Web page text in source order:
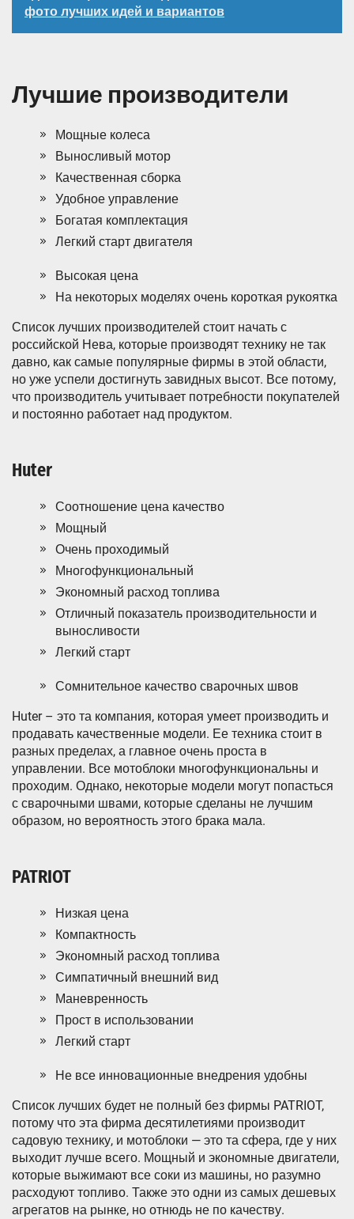
фото лучших идей и вариантов
Лучшие производители
Мощные колеса
Выносливый мотор
Качественная сборка
Удобное управление
Богатая комплектация
Легкий старт двигателя
Высокая цена
На некоторых моделях очень короткая рукоятка
Список лучших производителей стоит начать с
российской Нева, которые производят технику не так
давно, как самые популярные фирмы в этой области,
но уже успели достигнуть завидных высот. Все потому,
что производитель учитывает потребности покупателей
и постоянно работает над продуктом.
Huter
Соотношение цена качество
Мощный
Очень проходимый
Многофункциональный
Экономный расход топлива
Отличный показатель производительности и
выносливости
Легкий старт
Сомнительное качество сварочных швов
Huter – это та компания, которая умеет производить и
продавать качественные модели. Ее техника стоит в
разных пределах, а главное очень проста в
управлении. Все мотоблоки многофункциональны и
проходим. Однако, некоторые модели могут попасться
с сварочными швами, которые сделаны не лучшим
образом, но вероятность этого брака мала.
PATRIOT
Низкая цена
Компактность
Экономный расход топлива
Симпатичный внешний вид
Маневренность
Прост в использовании
Легкий старт
Не все инновационные внедрения удобны
Список лучших будет не полный без фирмы PATRIOT,
потому что эта фирма десятилетиями производит
садовую технику, и мотоблоки — это та сфера, где у них
выходит лучше всего. Мощный и экономные двигатели,
которые выжимают все соки из машины, но разумно
расходуют топливо. Также это одни из самых дешевых
агрегатов на рынке, но отнюдь не по качеству.